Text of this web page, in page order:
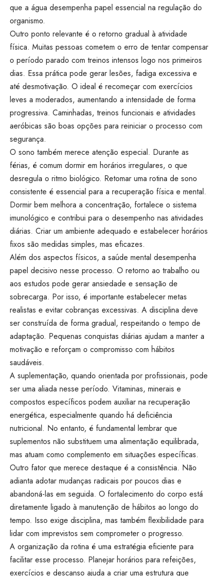
que a água desempenha papel essencial na regulação do
organismo.
Outro ponto relevante é o retorno gradual à atividade
física. Muitas pessoas cometem o erro de tentar compensar
o período parado com treinos intensos logo nos primeiros
dias. Essa prática pode gerar lesões, fadiga excessiva e
até desmotivação. O ideal é recomeçar com exercícios
leves a moderados, aumentando a intensidade de forma
progressiva. Caminhadas, treinos funcionais e atividades
aeróbicas são boas opções para reiniciar o processo com
segurança.
O sono também merece atenção especial. Durante as
férias, é comum dormir em horários irregulares, o que
desregula o ritmo biológico. Retomar uma rotina de sono
consistente é essencial para a recuperação física e mental.
Dormir bem melhora a concentração, fortalece o sistema
imunológico e contribui para o desempenho nas atividades
diárias. Criar um ambiente adequado e estabelecer horários
fixos são medidas simples, mas eficazes.
Além dos aspectos físicos, a saúde mental desempenha
papel decisivo nesse processo. O retorno ao trabalho ou
aos estudos pode gerar ansiedade e sensação de
sobrecarga. Por isso, é importante estabelecer metas
realistas e evitar cobranças excessivas. A disciplina deve
ser construída de forma gradual, respeitando o tempo de
adaptação. Pequenas conquistas diárias ajudam a manter a
motivação e reforçam o compromisso com hábitos
saudáveis.
A suplementação, quando orientada por profissionais, pode
ser uma aliada nesse período. Vitaminas, minerais e
compostos específicos podem auxiliar na recuperação
energética, especialmente quando há deficiência
nutricional. No entanto, é fundamental lembrar que
suplementos não substituem uma alimentação equilibrada,
mas atuam como complemento em situações específicas.
Outro fator que merece destaque é a consistência. Não
adianta adotar mudanças radicais por poucos dias e
abandoná-las em seguida. O fortalecimento do corpo está
diretamente ligado à manutenção de hábitos ao longo do
tempo. Isso exige disciplina, mas também flexibilidade para
lidar com imprevistos sem comprometer o progresso.
A organização da rotina é uma estratégia eficiente para
facilitar esse processo. Planejar horários para refeições,
exercícios e descanso ajuda a criar uma estrutura que